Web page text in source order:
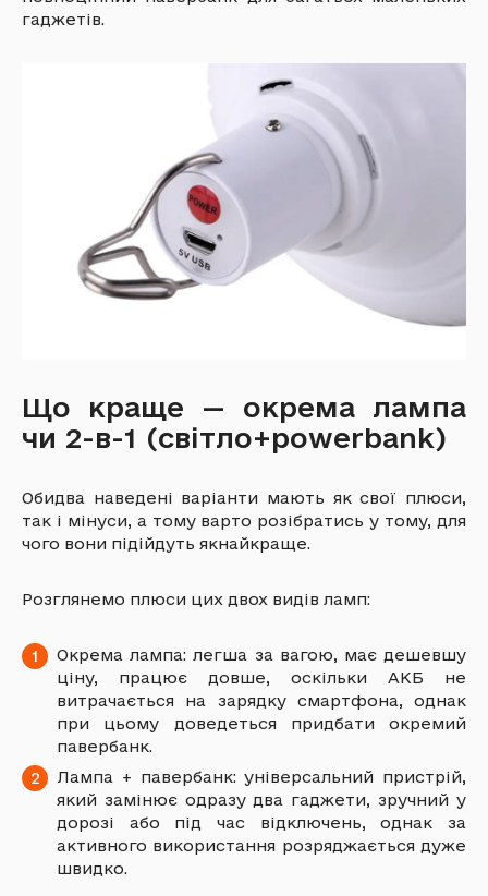
гаджетів.
Що краще — окрема лампа
чи 2-в-1 (світло+powerbank)
Обидва наведені варіанти мають як свої плюси,
так і мінуси, а тому варто розібратись у тому, для
чого вони підійдуть якнайкраще.
Розглянемо плюси цих двох видів ламп:
Окрема лампа: легша за вагою, має дешевшу
ціну, працює довше, оскільки АКБ не
витрачається на зарядку смартфона, однак
при цьому доведеться придбати окремий
павербанк.
Лампа + павербанк: універсальний пристрій,
який замінює одразу два гаджети, зручний у
дорозі або під час відключень, однак за
активного використання розряджається дуже
швидко.